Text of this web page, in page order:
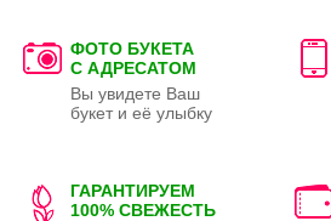
ФОТО БУКЕТА
С АДРЕСАТОМ
Вы увидете Ваш
букет и её улыбку
ГАРАНТИРУЕМ
100% СВЕЖЕСТЬ